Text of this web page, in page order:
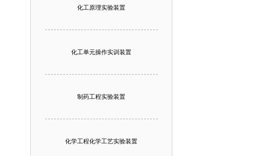
化工原理实验装置
化工单元操作实训装置
制药工程实验装置
化学工程化学工艺实验装置